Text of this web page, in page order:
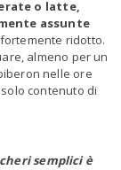
o latte,
assunte
ridotto.
almeno per un
nelle ore
contenuto di
semplici è